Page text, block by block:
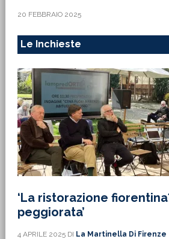
20 FEBBRAIO 2025
Le Inchieste
‘La ristorazione
peggiorata’
4 APRILE 2025DI La Martinella Di Firenze